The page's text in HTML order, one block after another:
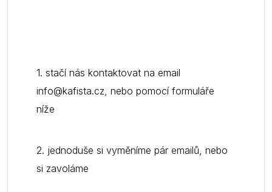
1. stačí nás kontaktovat na email
info@kafista.cz, nebo pomocí formuláře
níže
2. jednoduše si vyměníme pár emailů, nebo
si zavoláme